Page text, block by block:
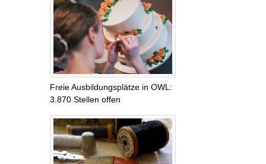
Freie Ausbildungsplätze in OWL:
3.870 Stellen offen